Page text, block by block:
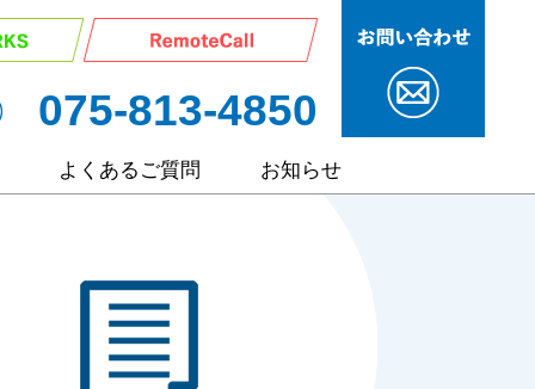
075-813-4850
よくあるご質問 お知らせ